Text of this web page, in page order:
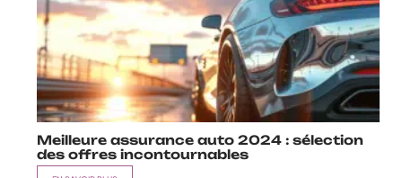
Meilleure assurance auto 2024 : sélection
des offres incontournables